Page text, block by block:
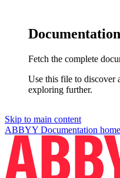
Fetch the complete
Use this file to discover
exploring further.
Skip to main content
ABBYY Documentation